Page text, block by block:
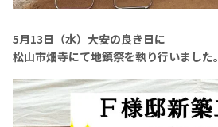
5月13日（水）大安の良き日に
松山市畑寺にて地鎮祭を執り行いました。